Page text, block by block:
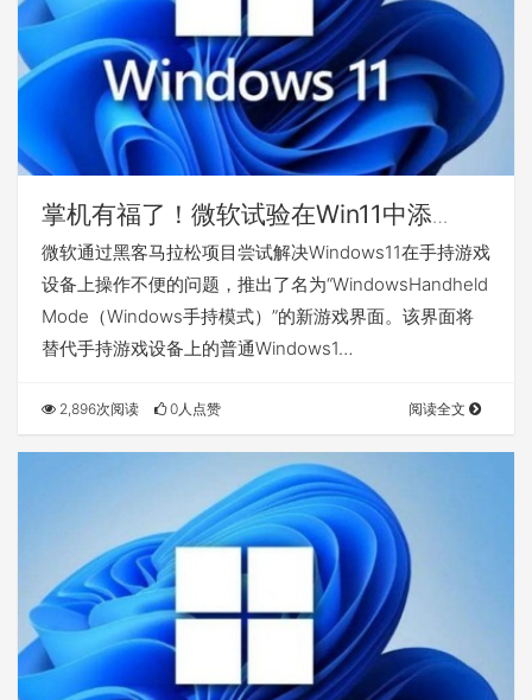
掌机有福了！微软试验在Win11中添
加“手持模式”
微软通过黑客马拉松项目尝试解决Windows11在手持游戏
设备上操作不便的问题，推出了名为“WindowsHandheld
Mode（Windows手持模式）”的新游戏界面。该界面将
替代手持游戏设备上的普通Windows1…
2,896次阅读 0人点赞 阅读全文